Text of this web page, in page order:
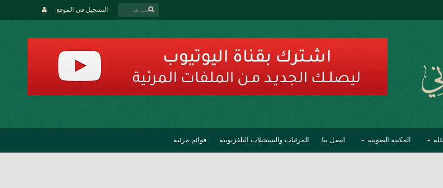
التسجيل في الموقع
المكتبة الصوتية اتصل بنا المرئيات والتسجيلات التلفزيونية قوائم مرئية